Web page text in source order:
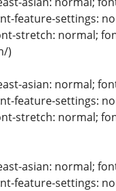
feature-settings:
stretch: normal;
)
asian: normal;
feature-settings:
stretch: normal;
asian: normal;
feature-settings: